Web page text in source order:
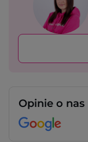
Opinie o nas